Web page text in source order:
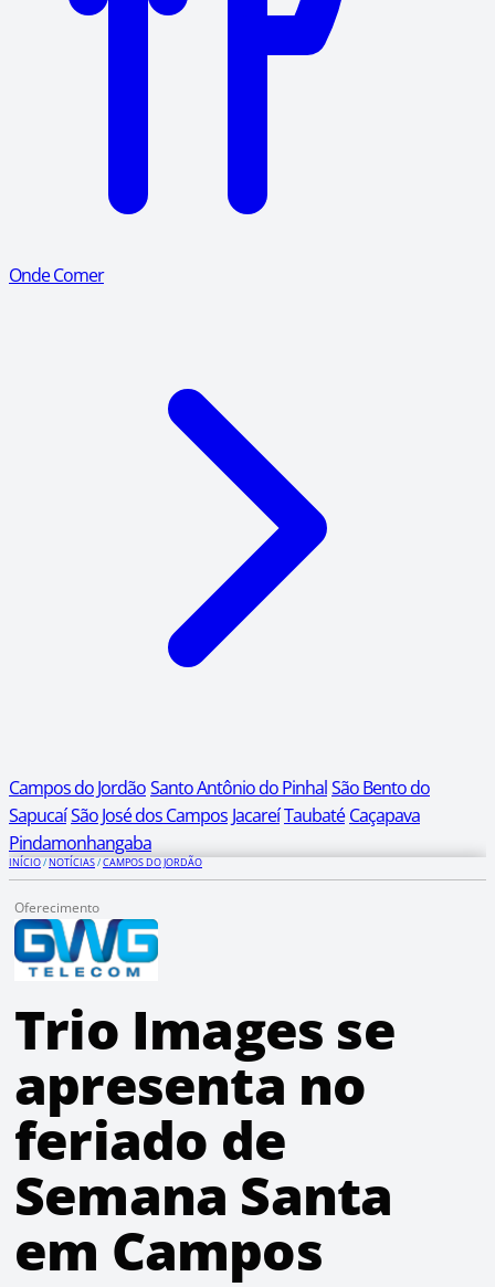
Onde Comer
Campos do JordãoSanto Antônio do PinhalSão Bento do
SapucaíSão José dos Campos JacareíTaubaté Caçapava
Pindamonhangaba
INÍCIO/NOTÍCIAS/CAMPOS DO JORDÃO
Oferecimento
Trio Images se
apresenta no
feriado de
Semana Santa
em Campos